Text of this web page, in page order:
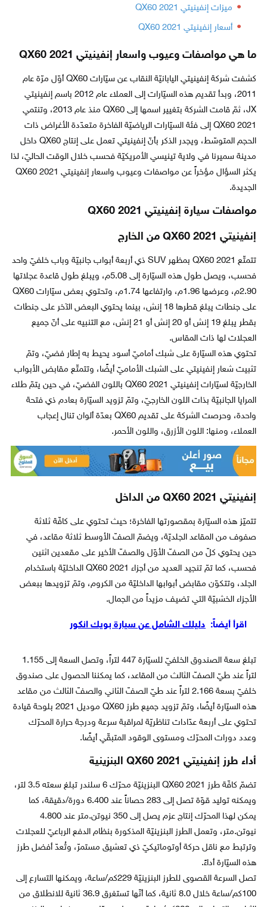
ميزات إنفينيتي QX60 2021
أسعار إنفينيتي QX60 2021
ما هي مواصفات وعيوب واسعار إنفينيتي QX60 2021
كشفت شركة إنفينيتي اليابانيّة النقاب عن سيّارات QX60 أوّل مرّة عام
2011، وبدأ تقديم هذه السيّارات إلى العملاء عام 2012 باسم إنفينيتي
JX، ثمّ قامت الشركة بتغيير اسمها إلى QX60 منذ عام 2013، وتنتمي
QX60 2021 إلى فئة السيّارات الرياضيّة الفاخرة متعدّدة الأغراض ذات
الحجم المتوسّط، ويجدر الذكر بأنّ إنفينيتي تعمل على إنتاج QX60 داخل
مدينة سميرنا في ولاية تينيسي الأمريكيّة فحسب خلال الوقت الحاليّ، لذا
يكثر السؤال مؤخراً عن مواصفات وعيوب واسعار إنفينيتي QX60 2021
الجديدة.
مواصفات سيارة إنفينيتي QX60 2021
إنفينيتي QX60 2021 من الخارج
تتمتّع QX60 2021 بمظهر SUV ذي أربعة أبواب جانبيّة وباب خلفيّ واحد
فحسب، ويصل طول هذه السيّارة إلى 5.08م، ويبلغ طول قاعدة عجلاتها
2.90م، وعرضها 1.96م، وارتفاعها 1.74م، وتحتوي بعض سيّارات QX60
على جنطات يبلغ قطرها 18 إنش، بينما يحتوي البعض الآخر على جنطات
بقطر يبلغ 19 إنش أو 20 إنش أو 21 إنش، مع التنبيه على أنّ جميع
العجلات لها ذات المقاس.
تحتوي هذه السيّارة على شبك أماميّ أسود يحيط به إطار فضيّ، وتمّ
تثبيت شعار إنفينيتي على الشبك الأماميّ أيضًا، وتتمتّع مقابض الأبواب
الخارجيّة لسيّارات إنفينيتي QX60 2021 باللون الفضيّ، في حين يتمّ طلاء
المرايا الجانبيّة بذات اللون الخارجيّ، وتمّ تزويد السيّارة بعادم ذي فتحة
واحدة، وحرصت الشركة على تقديم QX60 بعدّة ألوان تنال إعجاب
العملاء، ومنها: اللون الأزرق، واللون الأحمر.
إنفينيتي QX60 2021 من الداخل
تتميّز هذه السيّارة بمقصورتها الفاخرة؛ حيث تحتوي على كافّة ثلاثة
صفوف من المقاعد الجلديّة، ويضمّ الصفّ الأوسط ثلاثة مقاعد، في
حين يحتوي كلّ من الصفّ الأوّل والصفّ الأخير على مقعدين اثنين
فحسب، كما تمّ تنجيد العديد من أجزاء QX60 2021 الداخليّة باستخدام
الجلد، وتتكوّن مقابض أبوابها الداخليّة من الكروم، وتمّ تزويدها ببعض
الأجزاء الخشبيّة التي تضيف مزيداً من الجمال.
اقرأ أيضاً: دليلك الشامل عن سيارة بويك انكور
تبلغ سعة الصندوق الخلفيّ للسيّارة 447 لتراً، وتصل السعة إلى 1.155
لتراً عند طيّ الصفّ الثالث من المقاعد، كما يمكننا الحصول على صندوق
خلفيّ بسعة 2.166 لتراً عند طيّ الصفّ الثاني والصفّ الثالث من مقاعد
هذه السيّارة أيضًا، وتمّ تزويد جميع طرز QX60 موديل 2021 بلوحة قيادة
تحتوي على أربعة عدّادات تناظريّة لمراقبة سرعة ودرجة حرارة المحرّك
وعدد دورات المحرّك ومستوى الوقود المتبقّي أيضًا.
أداء طرز إنفينيتي QX60 2021 البنزينية
تضمّ كافّة طرز QX60 2021 البنزينيّة محرّك 6 سلندر تبلغ سعته 3.5 لتر،
ويمكنه توليد قوّة تصل إلى 283 حصاناً عند 6.400 دورة/دقيقة، كما
يمكن لهذا المحرّك إنتاج عزم يصل إلى 350 نيوتن.متر عند 4.800
نيوتن.متر، وتعمل الطرز البنزينيّة المذكورة بنظام الدفع الرباعيّ للعجلات
وترتبط مع ناقل حركة أوتوماتيكيّ ذي تعشيق مستمرّ، وتُعدّ أفضل طرز
هذه السيّارة أداءً.
تصل السرعة القصوى للطرز البنزينيّة 229كم/ساعة، ويمكنها التسارع إلى
100كم/ساعة خلال 8.0 ثانية، كما أنّها تستغرق 36.9 ثانية للانطلاق من